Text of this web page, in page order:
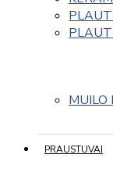
MUILO
PRAUSTUVAI